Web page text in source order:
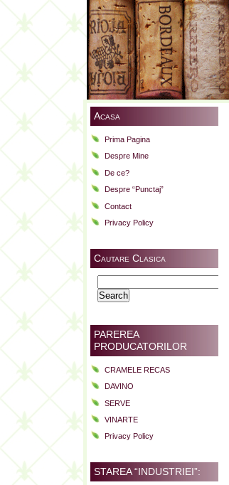
Acasa
Prima Pagina
Despre Mine
De ce?
Despre “Punctaj”
Contact
Privacy Policy
Cautare Clasica
for:
PAREREA
PRODUCATORILOR
CRAMELE RECAS
DAVINO
SERVE
VINARTE
Privacy Policy
STAREA “INDUSTRIEI”: